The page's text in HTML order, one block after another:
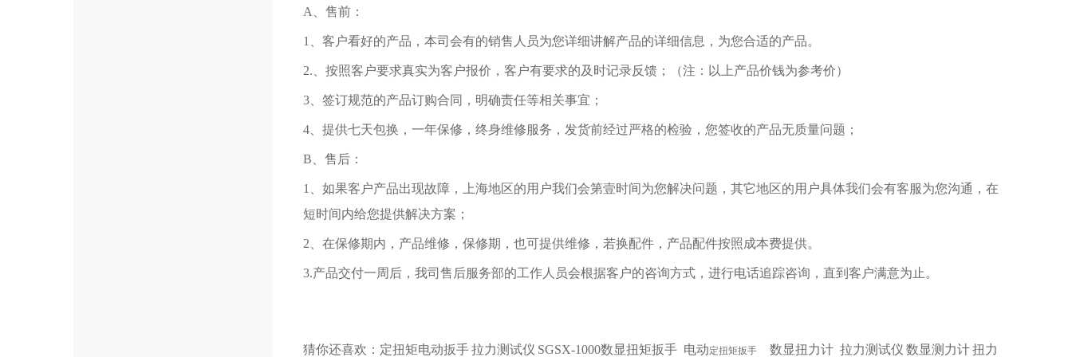
A、售前：
1、客户看好的产品，本司会有的销售人员为您详细讲解产品的详细信息，为您合适的产品。
2.、按照客户要求真实为客户报价，客户有要求的及时记录反馈；（注：以上产品价钱为参考价）
3、签订规范的产品订购合同，明确责任等相关事宜；
4、提供七天包换，一年保修，终身维修服务，发货前经过严格的检验，您签收的产品无质量问题；
B、售后：
1、如果客户产品出现故障，上海地区的用户我们会第壹时间为您解决问题，其它地区的用户具体我们会有客服为您沟通，在
短时间内给您提供解决方案；
2、在保修期内，产品维修，保修期，也可提供维修，若换配件，产品配件按照成本费提供。
3.产品交付一周后，我司售后服务部的工作人员会根据客户的咨询方式，进行电话追踪咨询，直到客户满意为止。
猜你还喜欢： 定扭矩电动扳手拉力测试仪 SGSX-1000数显扭矩扳手 电动定扭矩扳手 数显扭力计 拉力测试仪 数显测力计扭力